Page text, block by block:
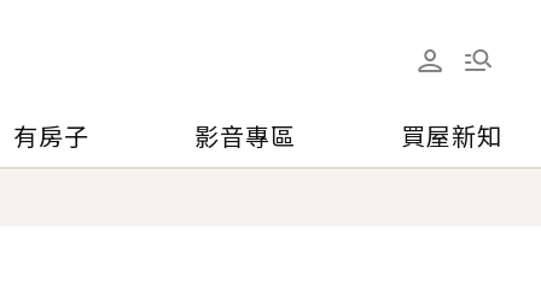
有房子 影音專區 買屋新知